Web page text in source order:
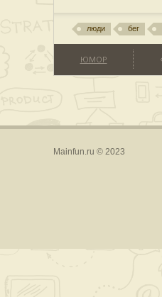
люди бег
ЮМОР
Mainfun.ru © 2023